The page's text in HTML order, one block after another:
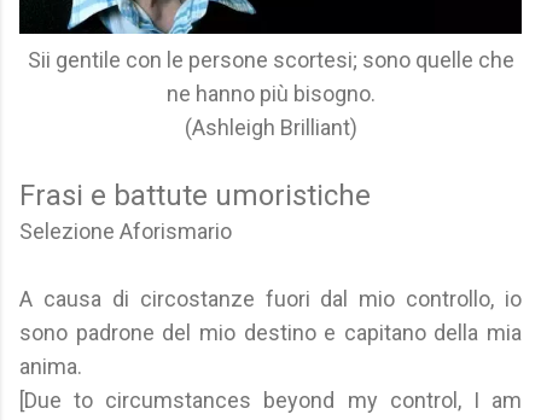
Sii gentile con le persone scortesi; sono quelle che
ne hanno più bisogno.
(Ashleigh Brilliant)
Frasi e battute umoristiche
Selezione Aforismario
A causa di circostanze fuori dal mio controllo, io
sono padrone del mio destino e capitano della mia
anima.
[Due to circumstances beyond my control, I am